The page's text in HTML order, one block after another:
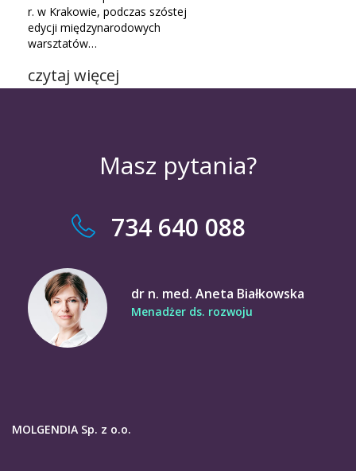
r. w Krakowie, podczas szóstej
edycji międzynarodowych
warsztatów…
czytaj więcej
Masz pytania?
734 640 088
dr n. med. Aneta Białkowska
Menadżer ds. rozwoju
MOLGENDIA Sp. z o.o.